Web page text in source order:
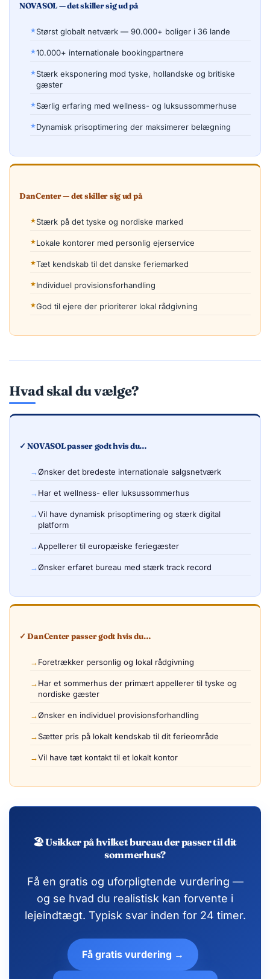
NOVASOL — det skiller sig ud på
Størst globalt netværk — 90.000+ boliger i 36 lande
10.000+ internationale bookingpartnere
Stærk eksponering mod tyske, hollandske og britiske
gæster
Særlig erfaring med wellness- og luksussommerhuse
Dynamisk prisoptimering der maksimerer belægning
DanCenter — det skiller sig ud på
Stærk på det tyske og nordiske marked
Lokale kontorer med personlig ejerservice
Tæt kendskab til det danske feriemarked
Individuel provisionsforhandling
God til ejere der prioriterer lokal rådgivning
Hvad skal du vælge?
✓ NOVASOL passer godt hvis du…
Ønsker det bredeste internationale salgsnetværk
Har et wellness- eller luksussommerhus
Vil have dynamisk prisoptimering og stærk digital
platform
Appellerer til europæiske feriegæster
Ønsker erfaret bureau med stærk track record
✓ DanCenter passer godt hvis du…
Foretrækker personlig og lokal rådgivning
Har et sommerhus der primært appellerer til tyske og
nordiske gæster
Ønsker en individuel provisionsforhandling
Sætter pris på lokalt kendskab til dit ferieområde
Vil have tæt kontakt til et lokalt kontor
🏖️ Usikker på hvilket bureau der passer til dit
sommerhus?
Få en gratis og uforpligtende vurdering —
og se hvad du realistisk kan forvente i
lejeindtægt. Typisk svar inden for 24 timer.
Få gratis vurdering →